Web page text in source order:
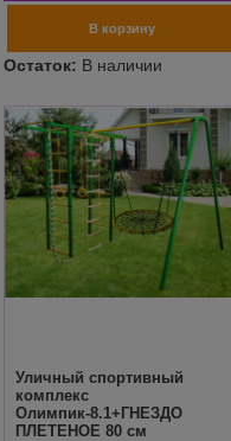
Уличный спортивный
комплекс
Олимпик-8.1+ГНЕЗДО
ПЛЕТЕНОЕ 80 см